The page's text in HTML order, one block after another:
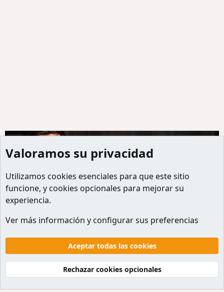
Miembros
Default style
Español
Términos y reglas
Politicas de privacidad
Ayuda
Inicio
R
S
S
Community platform by XenForo® © 2010-2026 XenForo Ltd.
Valoramos su privacidad
Utilizamos cookies esenciales para que este sitio
funcione, y cookies opcionales para mejorar su
experiencia.
Ver más información y configurar sus preferencias
Aceptar todas las cookies
Rechazar cookies opcionales